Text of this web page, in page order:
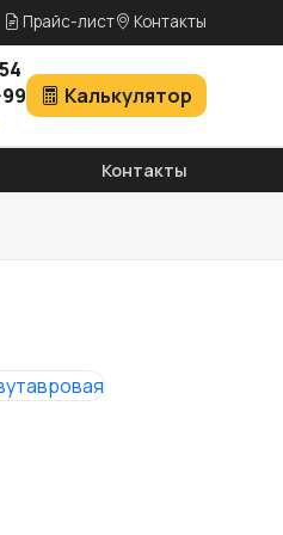
Прайс-лист Контакты
Калькулятор
Контакты